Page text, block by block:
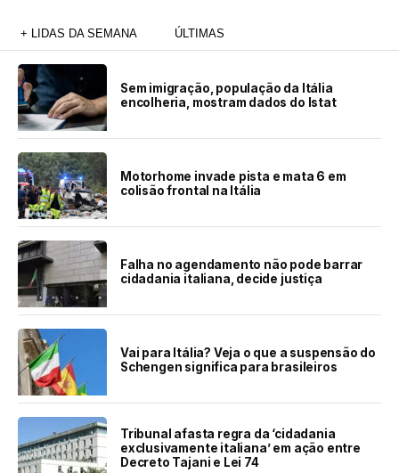
+ LIDAS DA SEMANA ÚLTIMAS
Sem imigração, população da Itália
encolheria, mostram dados do Istat
Motorhome invade pista e mata 6 em
colisão frontal na Itália
Falha no agendamento não pode barrar
cidadania italiana, decide justiça
Vai para Itália? Veja o que a suspensão do
Schengen significa para brasileiros
Tribunal afasta regra da ‘cidadania
exclusivamente italiana’ em ação entre
Decreto Tajani e Lei 74